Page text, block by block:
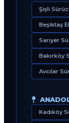
Şişli
Beşiktaş
Sarıyer
Bakırköy
Avcılar
Kadıköy